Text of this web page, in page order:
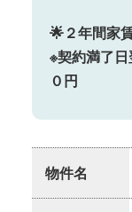
🌟２年間家
※契約満了
０円
物件名